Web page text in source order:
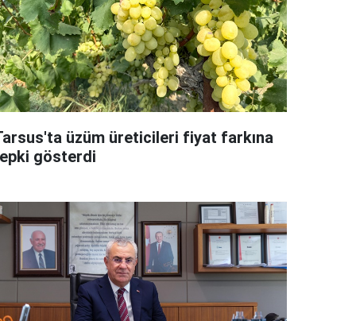
üzüm üreticileri fiyat farkına
gösterdi